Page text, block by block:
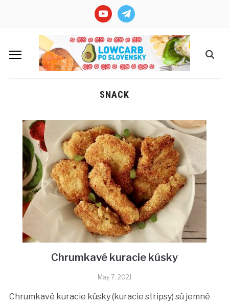
youtubetelegram
SNACK
Chrumkavé kuracie kúsky
May 7, 2021
Chrumkavé kuracie kúsky (kuracie stripsy) sú jemné